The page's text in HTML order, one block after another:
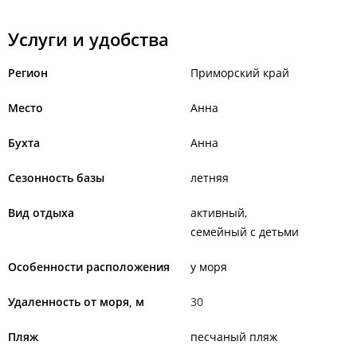
Услуги и удобства
Регион Приморский край
Место Анна
Бухта Анна
Сезонность базы летняя
Вид отдыха
активный
семейный с детьми
Особенности расположения у моря
Удаленность от моря, м 30
Пляж песчаный пляж